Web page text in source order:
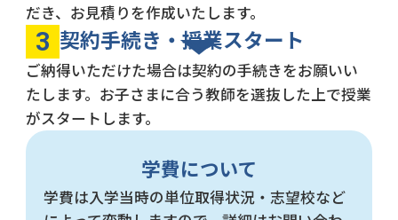
だき、お見積りを作成いたします。
3 契約手続き・授業スタート
ご納得いただけた場合は契約の手続きをお願いい
たします。お子さまに合う教師を選抜した上で授業
がスタートします。
学費について
学費は入学当時の単位取得状況・志望校など